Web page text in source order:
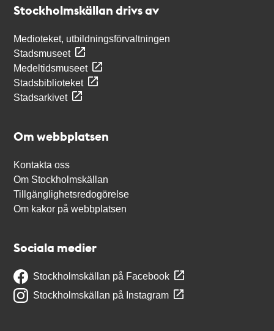
Stockholmskällan drivs av
Medioteket, utbildningsförvaltningen
Stadsmuseet
Medeltidsmuseet
Stadsbiblioteket
Stadsarkivet
Om webbplatsen
Kontakta oss
Om Stockholmskällan
Tillgänglighetsredogörelse
Om kakor på webbplatsen
Sociala medier
Stockholmskällan på Facebook
Stockholmskällan på Instagram